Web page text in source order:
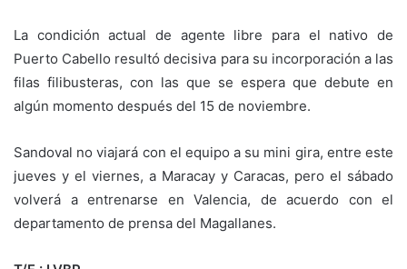
La condición actual de agente libre para el nativo de
Puerto Cabello resultó decisiva para su incorporación a las
filas filibusteras, con las que se espera que debute en
algún momento después del 15 de noviembre.
Sandoval no viajará con el equipo a su mini gira, entre este
jueves y el viernes, a Maracay y Caracas, pero el sábado
volverá a entrenarse en Valencia, de acuerdo con el
departamento de prensa del Magallanes.